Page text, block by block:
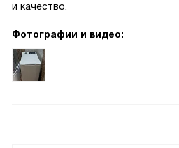
и качество.
Фотографии и видео: